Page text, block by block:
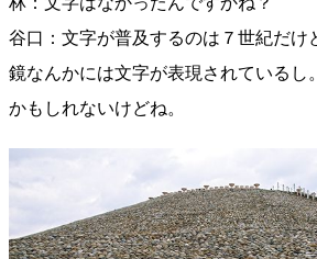
谷口：文字が普及するのは７世紀だけ
鏡なんかには文字が表現されているし
かもしれないけどね。